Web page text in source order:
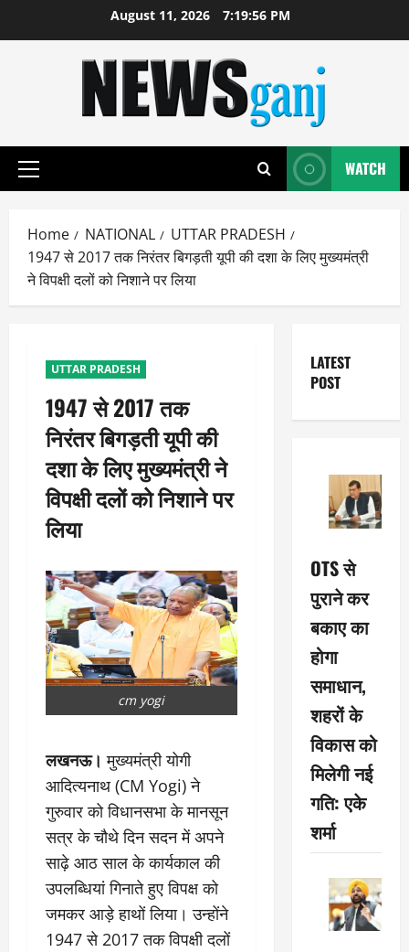
August 11, 2026 7:19:57 PM
Primary
WATCH
Home NATIONAL
UTTAR PRADESH
1947 से 2017 तक निरंतर बिगड़ती यूपी की दशा के लिए मुख्यमंत्री
ने विपक्षी दलों को निशाने पर लिया
UTTAR PRADESH
1947 से 2017 तक
निरंतर बिगड़ती यूपी की
दशा के लिए मुख्यमंत्री ने
विपक्षी दलों को निशाने पर
लिया
cm yogi
लखनऊ। मुख्यमंत्री योगी
आदित्यनाथ (CM Yogi) ने
गुरुवार को विधानसभा के मानसून
सत्र के चौथे दिन सदन में अपने
साढ़े आठ साल के कार्यकाल की
उपलब्धियां गिनाते हुए विपक्ष को
जमकर आड़े हाथों लिया। उन्होंने
1947 से 2017 तक विपक्षी दलों
LATEST
POST
OTS से
पुराने कर
बकाए का
होगा
समाधान,
शहरों के
विकास को
मिलेगी नई
गति: एके
शर्मा